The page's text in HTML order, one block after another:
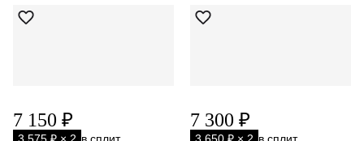
7 150 ₽ 7 300 ₽